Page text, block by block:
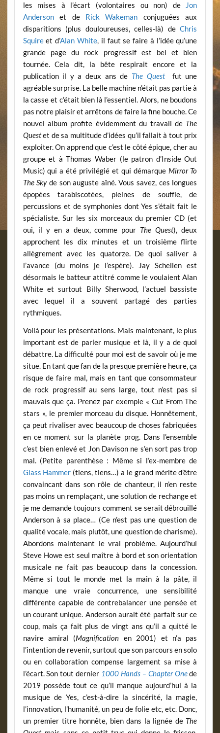
les mises à l’écart (volontaires ou non) de Jon
Andersonet de Rick Wakeman conjuguées aux
disparitions (plus douloureuses, celles-là) deChris
Squireet d’Alan White, il faut se faire à l’idée qu’une
grande page du rock progressif est bel et bien
tournée. Cela dit, la bête respirait encore et la
publication il y a deux ans de The Quest fut une
agréable surprise. La belle machine n’était pas partie à
la casse et c’était bien là l’essentiel. Alors, ne boudons
pas notre plaisir et arrêtons de faire la fine bouche. Ce
nouvel album profite évidemment du travail de The
Questet de sa multitude d’idées qu’il fallait à tout prix
exploiter. On apprend que c’est le côté épique, cher au
groupe et à Thomas Waber (le patron d’Inside Out
Music) qui a été privilégié et qui démarque Mirror To
The Skyde son auguste aîné. Vous savez, ces longues
épopées tarabiscotées, pleines de souffle, de
percussions et de symphonies dont Yes s’était fait le
spécialiste. Sur les six morceaux du premier CD (et
oui, il y en a deux, comme pour The Quest), deux
approchent les dix minutes et un troisième flirte
allègrement avec les quatorze. De quoi saliver à
l’avance (du moins je l’espère). Jay Schellen est
désormais le batteur attitré comme le voulaient Alan
White et surtout Billy Sherwood, l’actuel bassiste
avec lequel il a souvent partagé des parties
rythmiques.
Voilà pour les présentations. Mais maintenant, le plus
important est de parler musique et là, il y a de quoi
débattre. La difficulté pour moi est de savoir où je me
situe. En tant que fan de la presque première heure, ça
risque de faire mal, mais en tant que consommateur
de rock progressif au sens large, tout n’est pas si
mauvais que ça. Prenez par exemple « Cut From The
stars », le premier morceau du disque. Honnêtement,
ça peut rivaliser avec beaucoup de choses fabriquées
en ce moment sur la planète prog. Dans l’ensemble
c’est bien enlevé et Jon Davison ne s’en sort pas trop
mal. (Petite parenthèse : Même si l’ex-membre de
Glass Hammer (tiens, tiens…) a le grand mérite d’être
convaincant dans son rôle de chanteur, il n’en reste
pas moins un remplaçant, une solution de rechange et
je me demande toujours comment se serait débrouillé
Anderson à sa place… (Ce n’est pas une question de
qualité vocale, mais plutôt, une question de charisme).
Abordons maintenant le vrai problème. Aujourd’hui
Steve Howe est seul maître à bord et son orientation
musicale ne fait pas beaucoup dans la concession.
Même si tout le monde met la main à la pâte, il
manque une vraie concurrence, une sensibilité
différente capable de contrebalancer une pensée et
un courant unique. Anderson aurait été parfait sur ce
coup, mais ça fait plus de vingt ans qu’il a quitté le
navire amiral (Magnification en 2001) et n’a pas
l’intention de revenir, surtout que son parcours en solo
ou en collaboration compense largement sa mise à
l’écart. Son tout dernier 1000 Hands – Chapter Onede
2019 possède tout ce qu’il manque aujourd’hui à la
musique de Yes, c’est-à-dire la sincérité, la magie,
l’innovation, l’humanité, un peu de folie etc, etc. Donc,
un premier titre honnête, bien dans la lignée de The